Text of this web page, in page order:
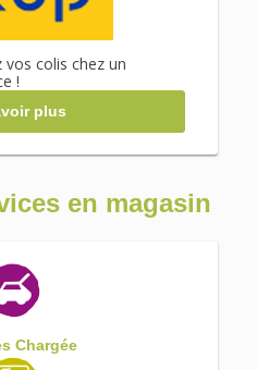
colis chez un
!
plus
en magasin
Chargée